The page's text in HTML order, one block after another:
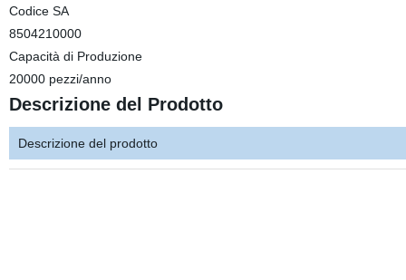
Codice SA
8504210000
Capacità di Produzione
20000 pezzi/anno
Descrizione del Prodotto
Descrizione del prodotto